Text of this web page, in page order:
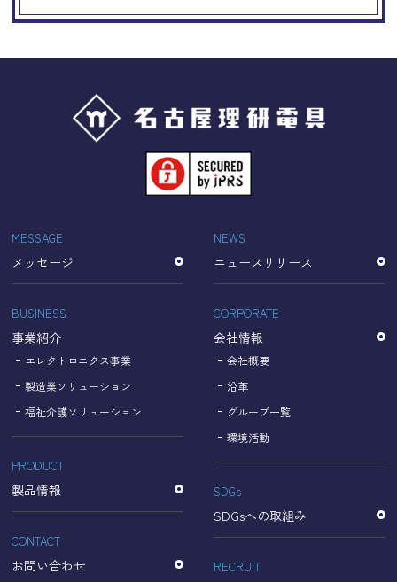
Googleアナリティクスの使用につい
当サイトでは、より良いサービスの提供、またユーザビリ
ティの向上のため、Googleアナリティクスを使用し、当サ
イトの利用状況などのデータ収集及び解析を行っておりま
す。その際、「Cookie」を通じて、Googleがお客様のIPア
ドレスなどの情報を収集する場合がありますが、
「Cookie」で収集される情報は個人を特定できるものでは
収集されたデータはGoogleのプライバシーポリシーにおい
て管理されます。
なお、当サイトのご利用をもって、上述の方法・目的にお
いてGoogle及び当サイトが行うデータ処理に関し、お客様
【Googleのプライバシーポリシー】
https://policies.google.com/privacy?hl=ja
https://policies.google.com/technologies/partner-sites?
hl=ja
個人情報に関するお問い合わせ窓口
名古屋理研電具株式会社
TEL：052-833-1248
MESSAGE
メッセージ
BUSINESS
事業紹介
エレクトロニクス事業
製造業ソリューション
福祉介護ソリューション
PRODUCT
製品情報
CONTACT
お問い合わせ
NEWS
ニュースリリース
CORPORATE
会社情報
会社概要
沿革
グループ一覧
環境活動
SDGs
SDGsへの取組み
RECRUIT